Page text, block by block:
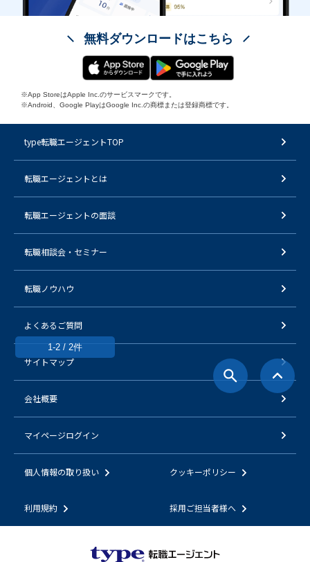
1-2 / 2件
無料ダウンロードはこちら
※App StoreはApple Inc.のサービスマークです。
※Android、Google PlayはGoogle Inc.の商標または登録商標です。
type転職エージェントTOP
転職エージェントとは
転職エージェントの面談
転職相談会・セミナー
転職ノウハウ
よくあるご質問
サイトマップ
会社概要
マイページログイン
個人情報の取り扱い クッキーポリシー
利用規約 採用ご担当者様へ